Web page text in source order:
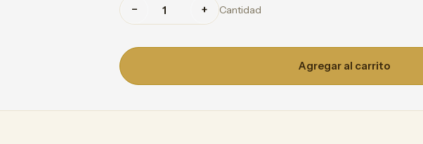
− + Cantidad
Agregar al carrito